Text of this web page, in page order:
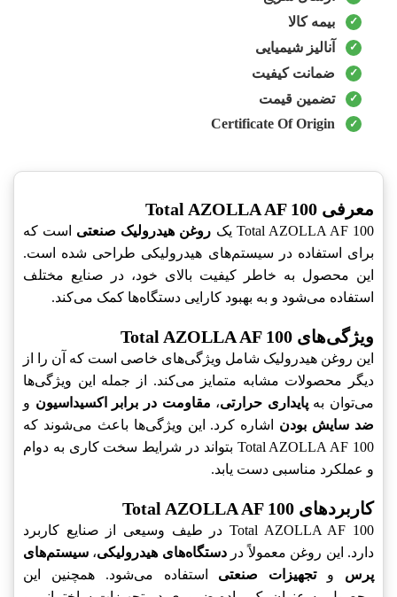
بیمه کالا
آنالیز شیمیایی
ضمانت کیفیت
تضمین قیمت
Certificate Of Origin
معرفی Total AZOLLA AF 100
Total AZOLLA AF 100 یک روغن هیدرولیک صنعتی است که
برای استفاده در سیستم‌های هیدرولیکی طراحی شده است.
این محصول به خاطر کیفیت بالای خود، در صنایع مختلف
استفاده می‌شود و به بهبود کارایی دستگاه‌ها کمک می‌کند.
ویژگی‌های Total AZOLLA AF 100
این روغن هیدرولیک شامل ویژگی‌های خاصی است که آن را از
دیگر محصولات مشابه متمایز می‌کند. از جمله این ویژگی‌ها
می‌توان بهپایداری حرارتی، مقاومت در برابر اکسیداسیون و
ضد سایش بودن اشاره کرد. این ویژگی‌ها باعث می‌شوند که
Total AZOLLA AF 100 بتواند در شرایط سخت کاری به دوام
و عملکرد مناسبی دست یابد.
کاربردهای Total AZOLLA AF 100
Total AZOLLA AF 100 در طیف وسیعی از صنایع کاربرد
دارد. این روغن معمولاً دردستگاه‌های هیدرولیکی، سیستم‌های
پرس وتجهیزات صنعتی استفاده می‌شود. همچنین این